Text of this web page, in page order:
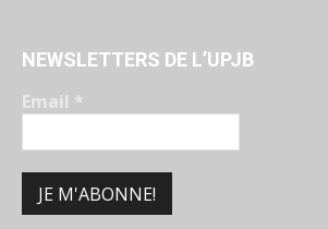
NEWSLETTERS DE L’UPJB
Email *